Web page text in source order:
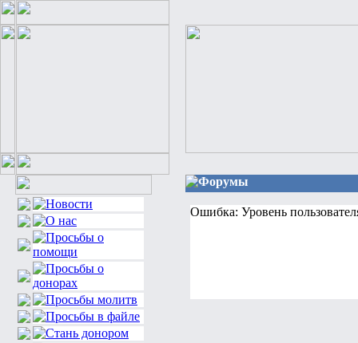
Форумы
Ошибка: Уровень